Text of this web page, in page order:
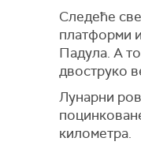
Следеће
платформи
Падула. А
двоструко
Лунарни
километра.